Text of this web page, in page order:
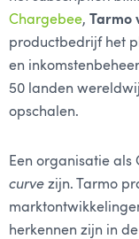
Chargebee, Tarmo
productbedrijf het
en
50 landen
opschalen.
Een organisatie
curve zijn. Tarmo
herkennen zijn in